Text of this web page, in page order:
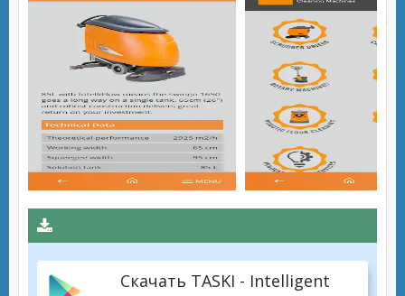
Скачать TASKI - Intelligent